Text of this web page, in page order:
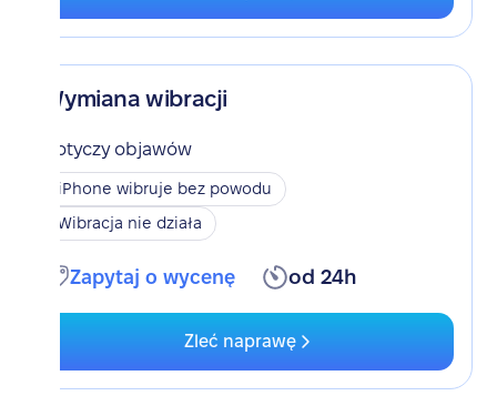
Wymiana wibracji
Dotyczy objawów
iPhone wibruje bez powodu
Wibracja nie działa
Zapytaj o wycenę od 24h
Zleć naprawę